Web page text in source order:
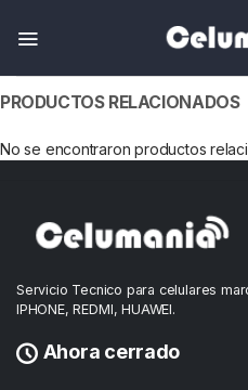
PRODUCTOS RELACIONADOS
No se encontraron productos
Servicio Tecnico para celulares
IPHONE, REDMI, HUAWEI.
Ahora cerrado